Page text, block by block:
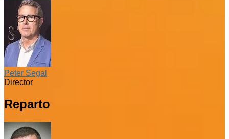
Peter Segal
Director
Reparto